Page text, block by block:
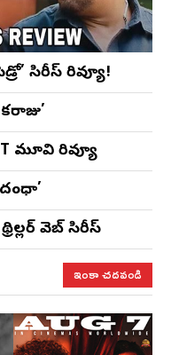
సిరీస్ రివ్యూ!
మూవి రివ్యూ
వెబ్ సిరీస్
ఇంకా చదవండి